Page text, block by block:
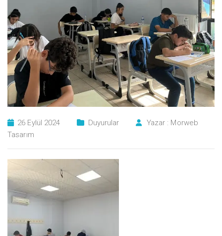
26 Eylül 2024 Duyurular Yazar : Morweb
Tasarım